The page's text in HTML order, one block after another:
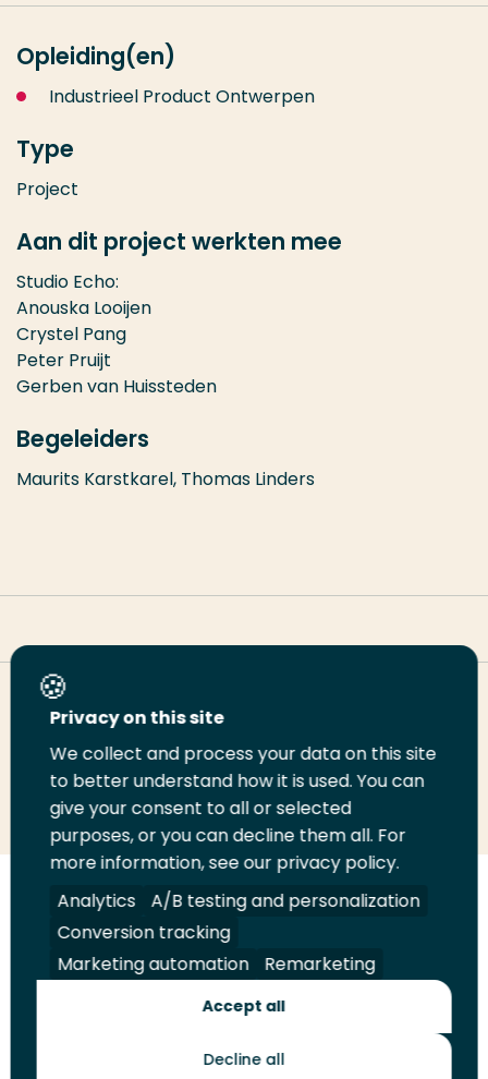
Opleiding(en)
Industrieel Product Ontwerpen
Type
Project
Aan dit project werkten mee
Studio Echo:
Anouska Looijen
Crystel Pang
Peter Pruijt
Gerben van Huissteden
Begeleiders
Maurits Karstkarel, Thomas Linders
Deel deze pagina
Deel
LinkedIn
Deel
op
Twitter
Deel
op
Facebook
Email
deze
pagina
Print
deze
pagina
Volg
ons
op
LinkedIn
Volg
ons
op
Facebook
Volg
ons
op
YouTube
Volg
ons
op
Instagram
Juridisch Security A-Z Index
Toekomstmakers
Privacy on this site
We collect and process your data on this site
to better understand how it is used. You can
give your consent to all or selected
purposes, or you can decline them all. For
more information, see our privacy policy.
Analytics
A/B testing and personalization
Conversion tracking
Marketing automation
Remarketing
Accept all
Decline all